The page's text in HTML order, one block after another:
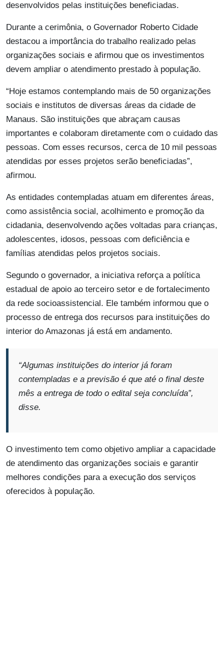
desenvolvidos pelas instituições beneficiadas.
Durante a cerimônia, o Governador Roberto Cidade
destacou a importância do trabalho realizado pelas
organizações sociais e afirmou que os investimentos
devem ampliar o atendimento prestado à população.
“Hoje estamos contemplando mais de 50 organizações
sociais e institutos de diversas áreas da cidade de
Manaus. São instituições que abraçam causas
importantes e colaboram diretamente com o cuidado das
pessoas. Com esses recursos, cerca de 10 mil pessoas
atendidas por esses projetos serão beneficiadas”,
afirmou.
As entidades contempladas atuam em diferentes áreas,
como assistência social, acolhimento e promoção da
cidadania, desenvolvendo ações voltadas para crianças,
adolescentes, idosos, pessoas com deficiência e
famílias atendidas pelos projetos sociais.
Segundo o governador, a iniciativa reforça a política
estadual de apoio ao terceiro setor e de fortalecimento
da rede socioassistencial. Ele também informou que o
processo de entrega dos recursos para instituições do
interior do Amazonas já está em andamento.
“Algumas instituições do interior já foram
contempladas e a previsão é que até o final deste
mês a entrega de todo o edital seja concluída”,
disse.
O investimento tem como objetivo ampliar a capacidade
de atendimento das organizações sociais e garantir
melhores condições para a execução dos serviços
oferecidos à população.